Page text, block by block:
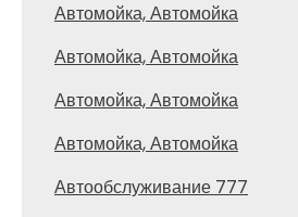
Автомойка, Автомойка
Автомойка, Автомойка
Автомойка, Автомойка
Автомойка, Автомойка
Автообслуживание 777